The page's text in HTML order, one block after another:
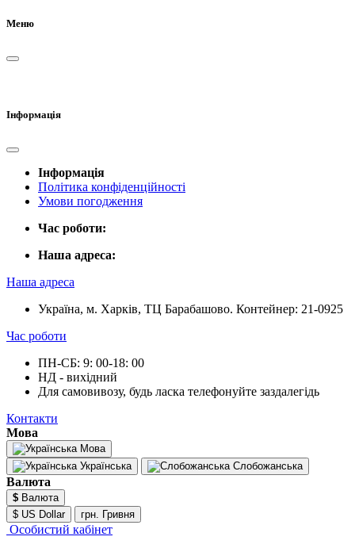
Меню
Інформація
Інформація
Політика конфіденційності
Умови погодження
Час роботи:
Наша адреса:
Наша адреса
Україна, м. Харків, ТЦ Барабашово. Контейнер: 21-0925
Час роботи
ПН-СБ: 9: 00-18: 00
НД - вихідний
Для самовивозу, будь ласка телефонуйте заздалегідь
Контакти
Мова
Мова
Українська
Слобожанська
Валюта
$ Валюта
$ US Dollar
грн. Гривня
Особистий кабінет